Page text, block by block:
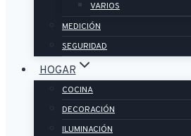
VARIOS
MEDICIÓN
SEGURIDAD
HOGAR
COCINA
DECORACIÓN
ILUMINACIÓN